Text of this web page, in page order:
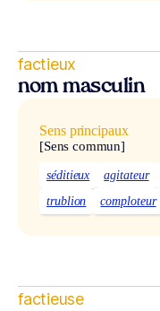
factieux
nom masculin
Sens principaux
[Sens commun]
séditieux agitateur
trublion
comploteur
factieuse